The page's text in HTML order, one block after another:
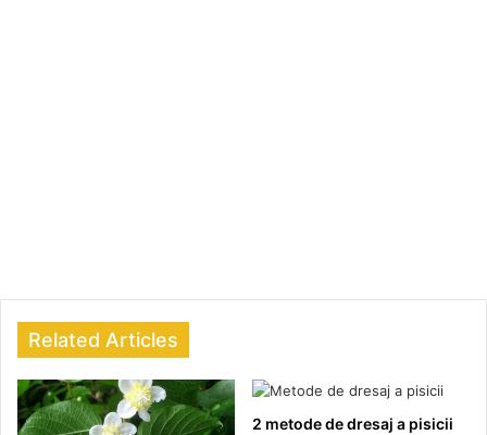
Related Articles
2 metode de dresaj a pisicii